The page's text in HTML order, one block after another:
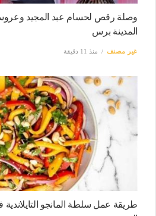
وصلة رقص لحسام عبد المجيد
المدينة برس
غير مصنف منذ 11 دقيقة
طريقة عمل سلطة المانجو